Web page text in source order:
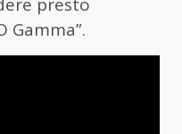
presto
Gamma”.